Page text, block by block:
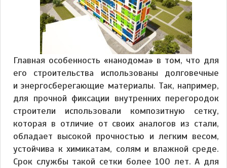
Главная особенность «нанодома» в том, что для
его строительства использованы долговечные
и энергосберегающие материалы. Так, например,
для прочной фиксации внутренних перегородок
строители использовали композитную сетку,
которая в отличие от своих аналогов из стали,
обладает высокой прочностью и легким весом,
устойчива к химикатам, солям и влажной среде.
Срок службы такой сетки более 100 лет. А для